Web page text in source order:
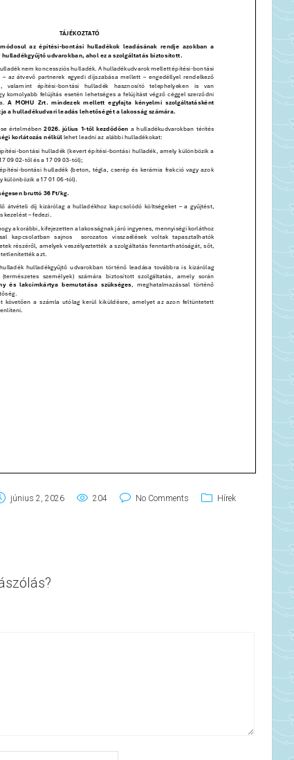
június 2, 2026 204 No Comments Hírek